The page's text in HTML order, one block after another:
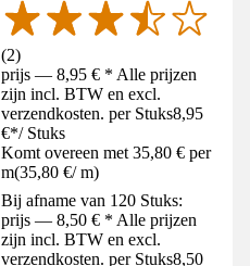
(2)
prijs — 8,95 € * Alle prijzen
zijn incl. BTW en excl.
verzendkosten. per Stuks8,95
€*/ Stuks
Komt overeen met 35,80 € per
m(35,80 €/ m)
Bij afname van 120 Stuks:
prijs — 8,50 € * Alle prijzen
zijn incl. BTW en excl.
verzendkosten. per Stuks8,50